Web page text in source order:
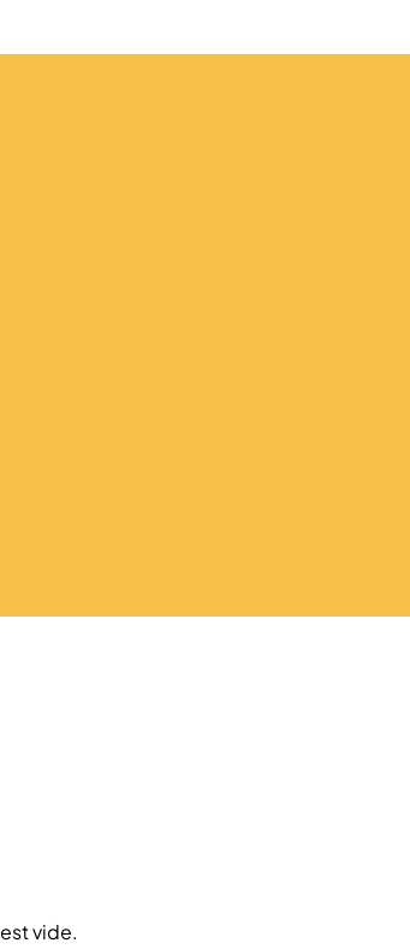
vide.